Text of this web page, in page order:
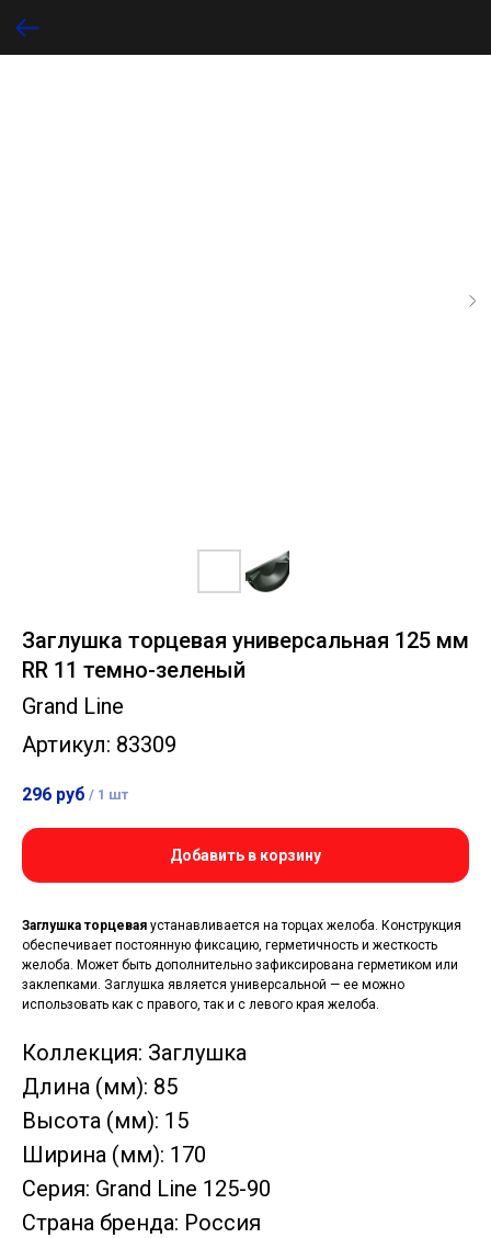
Заглушка торцевая универсальная 125 мм
RR 11 темно-зеленый
Grand Line
Артикул: 83309
296 руб / 1 шт
Добавить в корзину
Заглушка торцевая устанавливается на торцах желоба. Конструкция
обеспечивает постоянную фиксацию, герметичность и жесткость
желоба. Может быть дополнительно зафиксирована герметиком или
заклепками. Заглушка является универсальной — ее можно
использовать как с правого, так и с левого края желоба.
Коллекция: Заглушка
Длина (мм): 85
Высота (мм): 15
Ширина (мм): 170
Серия: Grand Line 125-90
Страна бренда: Россия